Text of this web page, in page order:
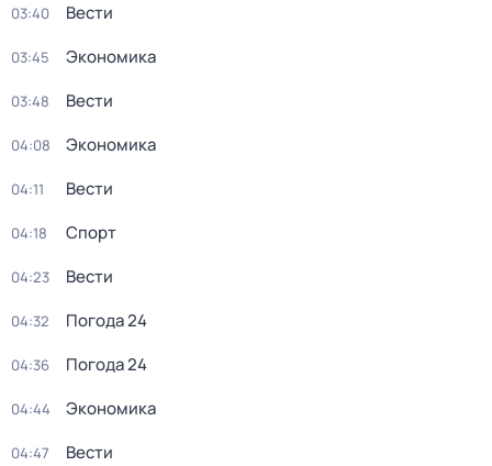
03:40 Вести
03:45 Экономика
03:48 Вести
04:08 Экономика
04:11 Вести
04:18 Спорт
04:23 Вести
04:32 Погода 24
04:36 Погода 24
04:44 Экономика
04:47 Вести